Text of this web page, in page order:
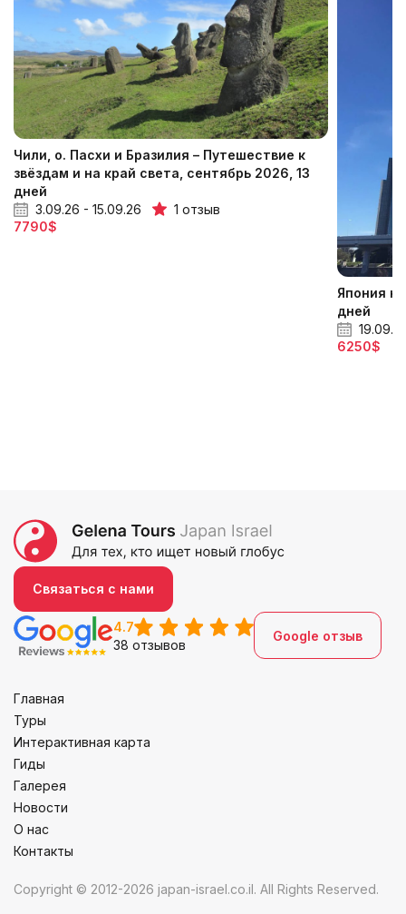
Чили, о. Пасхи и Бразилия – Путешествие к
звёздам и на край света, сентябрь 2026, 13
дней
3.09.26 - 15.09.26
1 отзыв
7790$
Япония
дней
6250$
Связаться с нами
4.7
38 отзывов
Google отзыв
Главная
Туры
Интерактивная карта
Гиды
Галерея
Новости
О нас
Контакты
Copyright © 2012-2026 japan-israel.co.il. All Rights Reserved.